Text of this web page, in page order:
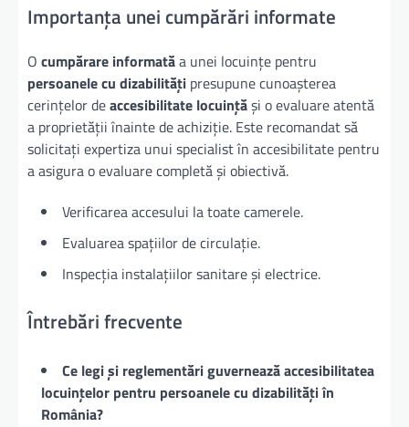
Importanța unei cumpărări informate
O cumpărare informatăa unei locuințe pentru
persoanele cu dizabilități presupune cunoașterea
cerințelor deaccesibilitate locuințăși o evaluare atentă
a proprietății înainte de achiziție. Este recomandat să
solicitați expertiza unui specialist în accesibilitate pentru
a asigura o evaluare completă și obiectivă.
Verificarea accesului la toate camerele.
Evaluarea spațiilor de circulație.
Inspecția instalațiilor sanitare și electrice.
Întrebări frecvente
Ce legi și reglementări guvernează accesibilitatea
locuințelor pentru persoanele cu dizabilități în
România?